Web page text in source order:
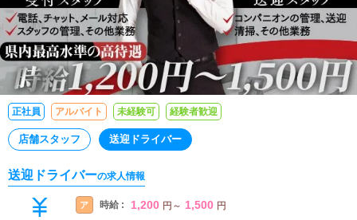
正社員 アルバイト 未経験可 経験者歓迎
店舗スタッフ 送迎ドライバー
送迎ドライバーの求人情報
ア 時給 : 1,200 円 ～ 1,500 円